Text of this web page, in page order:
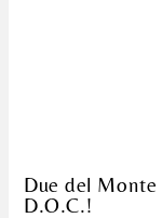
Due del Monte
D.O.C.!